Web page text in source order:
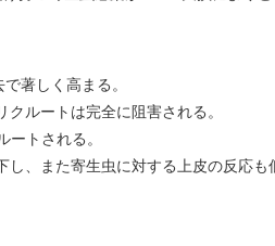
著しく高まる。
ルートは完全に阻害される。
ートされる。
し、また寄生虫に対する上皮の反応も